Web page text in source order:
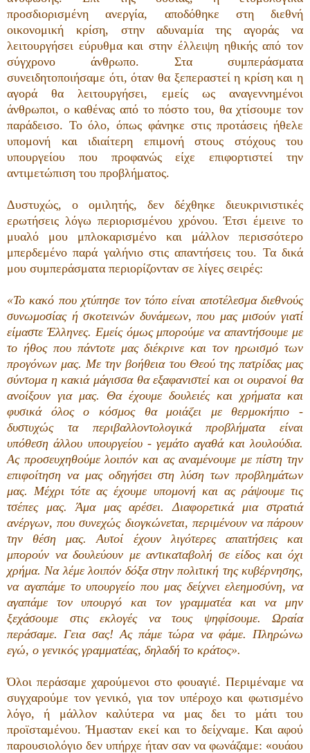
προσδιορισμένη ανεργία, αποδόθηκε στη διεθνή
οικονομική κρίση, στην αδυναμία της αγοράς να
λειτουργήσει εύρυθμα και στην έλλειψη ηθικής από τον
σύγχρονο άνθρωπο. Στα συμπεράσματα
συνειδητοποιήσαμε ότι, όταν θα ξεπεραστεί η κρίση και η
αγορά θα λειτουργήσει, εμείς ως αναγεννημένοι
άνθρωποι, ο καθένας από το πόστο του, θα χτίσουμε τον
παράδεισο. Το όλο, όπως φάνηκε στις προτάσεις ήθελε
υπομονή και ιδιαίτερη επιμονή στους στόχους του
υπουργείου που προφανώς είχε επιφορτιστεί την
αντιμετώπιση του προβλήματος.
Δυστυχώς, ο ομιλητής, δεν δέχθηκε διευκρινιστικές
ερωτήσεις λόγω περιορισμένου χρόνου. Έτσι έμεινε το
μυαλό μου μπλοκαρισμένο και μάλλον περισσότερο
μπερδεμένο παρά γαλήνιο στις απαντήσεις του. Τα δικά
μου συμπεράσματα περιορίζονταν σε λίγες σειρές:
«Το κακό που χτύπησε τον τόπο είναι αποτέλεσμα διεθνούς
συνωμοσίας ή σκοτεινών δυνάμεων, που μας μισούν γιατί
είμαστε Έλληνες. Εμείς όμως μπορούμε να απαντήσουμε με
το ήθος που πάντοτε μας διέκρινε και τον ηρωισμό των
προγόνων μας. Με την βοήθεια του Θεού της πατρίδας μας
σύντομα η κακιά μάγισσα θα εξαφανιστεί και οι ουρανοί θα
ανοίξουν για μας. Θα έχουμε δουλειές και χρήματα και
φυσικά όλος ο κόσμος θα μοιάζει με θερμοκήπιο -
δυστυχώς τα περιβαλλοντολογικά προβλήματα είναι
υπόθεση άλλου υπουργείου - γεμάτο αγαθά και λουλούδια.
Ας προσευχηθούμε λοιπόν και ας αναμένουμε με πίστη την
επιφοίτηση να μας οδηγήσει στη λύση των προβλημάτων
μας. Μέχρι τότε ας έχουμε υπομονή και ας ράψουμε τις
τσέπες μας. Άμα μας αρέσει. Διαφορετικά μια στρατιά
ανέργων, που συνεχώς διογκώνεται, περιμένουν να πάρουν
την θέση μας. Αυτοί έχουν λιγότερες απαιτήσεις και
μπορούν να δουλεύουν με αντικαταβολή σε είδος και όχι
χρήμα. Να λέμε λοιπόν δόξα στην πολιτική της κυβέρνησης,
να αγαπάμε το υπουργείο που μας δείχνει ελεημοσύνη, να
αγαπάμε τον υπουργό και τον γραμματέα και να μην
ξεχάσουμε στις εκλογές να τους ψηφίσουμε. Ωραία
περάσαμε. Γεια σας! Ας πάμε τώρα να φάμε. Πληρώνω
εγώ, ο γενικός γραμματέας, δηλαδή το κράτος».
Όλοι περάσαμε χαρούμενοι στο φουαγιέ. Περιμέναμε να
συγχαρούμε τον γενικό, για τον υπέροχο και φωτισμένο
λόγο, ή μάλλον καλύτερα να μας δει το μάτι του
προϊσταμένου. Ήμασταν εκεί και το δείχναμε. Και αφού
παρουσιολόγιο δεν υπήρχε ήταν σαν να φωνάζαμε: «ουάου